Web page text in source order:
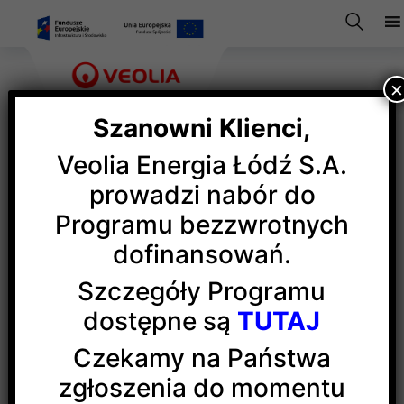
Cyberbezpieczeństwo
W dzisiejszych czasach zagrożenia bezpieczeństwa
informacji stanowią poważne wyzwanie dla każdej
organizacji i indywidualnego użytkownika. Kradzież
własności intelektualnej, wiadomości e-mail
przesyłane przez cyberprzestępców
oraz rozprzestrzenianie się złośliwego
oprogramowania to realne problemy współczesnego
Szanowni Klienci,
Veolia Energia Łódź S.A.
prowadzi nabór do
Programu bezzwrotnych
dofinansowań.
Szczegóły Programu
dostępne są TUTAJ
Czekamy na Państwa
zgłoszenia do momentu
×